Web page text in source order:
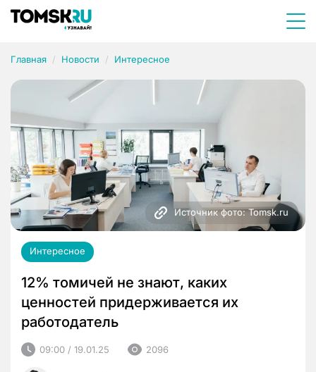
Главная Новости Интересное
Источник фото: Tomsk.ru
Интересное
12% томичей не знают, каких
ценностей придерживается их
работодатель
09:00 / 19.01.25 2096